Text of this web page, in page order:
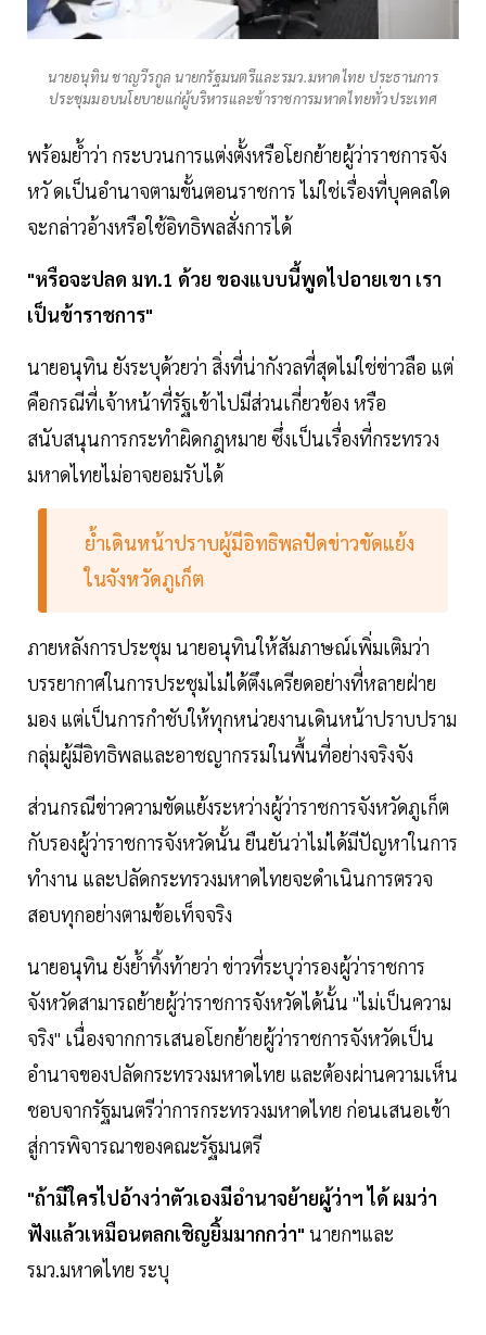
นายอนุทิน ชาญวีรกูล นายกรัฐมนตรีและรมว.มหาดไทย ประธานการ
ประชุมมอบนโยบายแก่ผู้บริหารและข้าราชการมหาดไทยทั่วประเทศ
พร้อมย้ำว่า กระบวนการแต่งตั้งหรือโยกย้ายผู้ว่าราชการจัง
หวั ดเป็นอำนาจตามขั้นตอนราชการ ไม่ใช่เรื่องที่บุคคลใด
จะกล่าวอ้างหรือใช้อิทธิพลสั่งการได้
"หรือจะปลด มท.1 ด้วย ของแบบนี้พูดไปอายเขา เรา
เป็นข้าราชการ"
นายอนุทิน ยังระบุด้วยว่า สิ่งที่น่ากังวลที่สุดไม่ใช่ข่าวลือ แต่
คือกรณีที่เจ้าหน้าที่รัฐเข้าไปมีส่วนเกี่ยวข้อง หรือ
สนับสนุนการกระทำผิดกฎหมาย ซึ่งเป็นเรื่องที่กระทรวง
มหาดไทยไม่อาจยอมรับได้
ย้ำเดินหน้าปราบผู้มีอิทธิพลปัดข่าวขัดแย้ง
ในจังหวัดภูเก็ต
ภายหลังการประชุม นายอนุทินให้สัมภาษณ์เพิ่มเติมว่า
บรรยากาศในการประชุมไม่ได้ตึงเครียดอย่างที่หลายฝ่าย
มอง แต่เป็นการกำชับให้ทุกหน่วยงานเดินหน้าปราบปราม
กลุ่มผู้มีอิทธิพลและอาชญากรรมในพื้นที่อย่างจริงจัง
ส่วนกรณีข่าวความขัดแย้งระหว่างผู้ว่าราชการจังหวัดภูเก็ต
กับรองผู้ว่าราชการจังหวัดนั้น ยืนยันว่าไม่ได้มีปัญหาในการ
ทำงาน และปลัดกระทรวงมหาดไทยจะดำเนินการตรวจ
สอบทุกอย่างตามข้อเท็จจริง
นายอนุทิน ยังย้ำทิ้งท้ายว่า ข่าวที่ระบุว่ารองผู้ว่าราชการ
จังหวัดสามารถย้ายผู้ว่าราชการจังหวัดได้นั้น "ไม่เป็นความ
จริง" เนื่องจากการเสนอโยกย้ายผู้ว่าราชการจังหวัดเป็น
อำนาจของปลัดกระทรวงมหาดไทย และต้องผ่านความเห็น
ชอบจากรัฐมนตรีว่าการกระทรวงมหาดไทย ก่อนเสนอเข้า
สู่การพิจารณาของคณะรัฐมนตรี
"ถ้ามีใครไปอ้างว่าตัวเองมีอำนาจย้ายผู้ว่าฯ ได้ ผมว่า
ฟังแล้วเหมือนตลกเชิญยิ้มมากกว่า" นายกฯและ
รมว.มหาดไทย ระบุ